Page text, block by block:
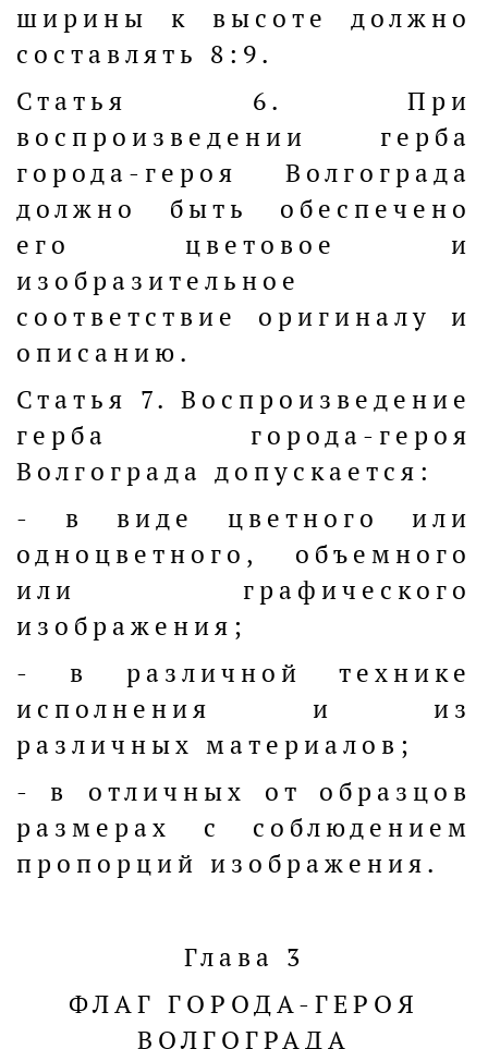
ширины к высоте должно
составлять 8:9.
Статья 6. При
воспроизведении герба
города-героя Волгограда
должно быть обеспечено
его цветовое и
изобразительное
соответствие оригиналу и
описанию.
Статья 7. Воспроизведение
герба города-героя
Волгограда допускается:
- в виде цветного или
одноцветного, объемного
или графического
изображения;
- в различной технике
исполнения и из
различных материалов;
- в отличных от образцов
размерах с соблюдением
пропорций изображения.
Глава 3
ФЛАГ ГОРОДА-ГЕРОЯ
ВОЛГОГРАДА